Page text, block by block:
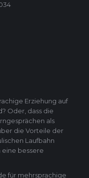
Erziehung auf
Oder, dass die
als
die Vorteile der
Laufbahn
eine bessere
für mehrsprachige